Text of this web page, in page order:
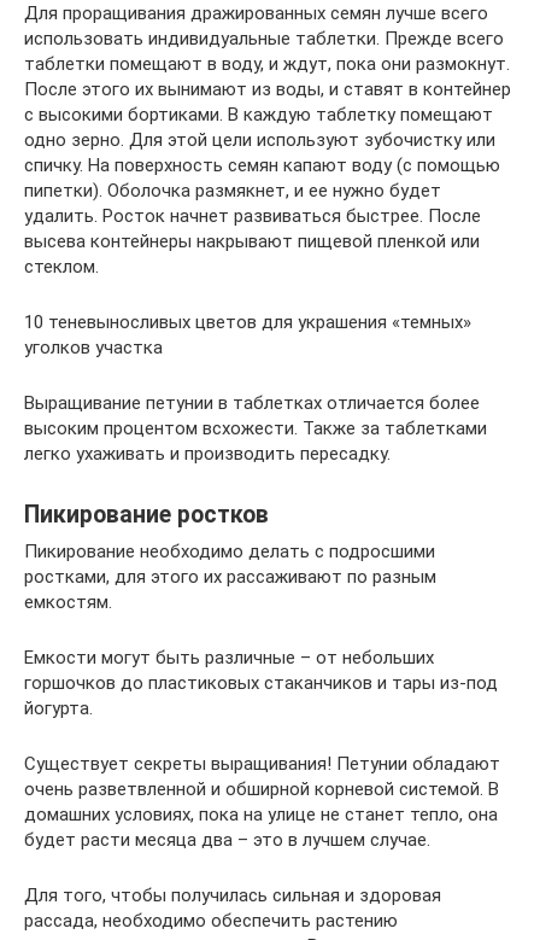
Для проращивания дражированных семян лучше всего
использовать индивидуальные таблетки. Прежде всего
таблетки помещают в воду, и ждут, пока они размокнут.
После этого их вынимают из воды, и ставят в контейнер
с высокими бортиками. В каждую таблетку помещают
одно зерно. Для этой цели используют зубочистку или
спичку. На поверхность семян капают воду (с помощью
пипетки). Оболочка размякнет, и ее нужно будет
удалить. Росток начнет развиваться быстрее. После
высева контейнеры накрывают пищевой пленкой или
стеклом.
10 теневыносливых цветов для украшения «темных»
уголков участка
Выращивание петунии в таблетках отличается более
высоким процентом всхожести. Также за таблетками
легко ухаживать и производить пересадку.
Пикирование ростков
Пикирование необходимо делать с подросшими
ростками, для этого их рассаживают по разным
емкостям.
Емкости могут быть различные – от небольших
горшочков до пластиковых стаканчиков и тары из-под
йогурта.
Существует секреты выращивания! Петунии обладают
очень разветвленной и обширной корневой системой. В
домашних условиях, пока на улице не станет тепло, она
будет расти месяца два – это в лучшем случае.
Для того, чтобы получилась сильная и здоровая
рассада, необходимо обеспечить растению